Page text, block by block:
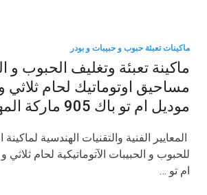
ماكينات تعبئة حبوب و حبيبات و بودر
ماكينة تعبئة وتغليف الحبوب و
مساحيق اوتوماتيك لحام ثلاثي
موديل ام تو باك 905 ماركة المهندس منسي
المعايير الفنية والتقنيات الهندسية لماكينة
للحبوب و الحبيبات الآتوماتيكية لحام
ام تو …